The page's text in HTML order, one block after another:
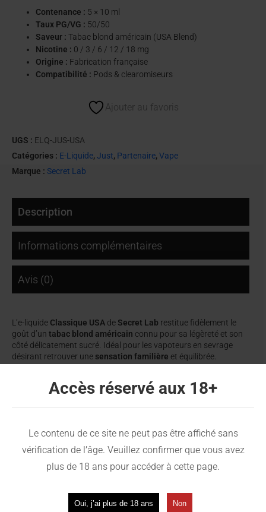
Contenance : 5 × 10 ml
Taux PG/VG : 50/50
Saveur : Tabac blond américain (USA Blend)
Nicotine : 0 / 3 / 6 / 12 / 18 mg
Origine : Fabrication française
Compatibilité : Pods & clearomiseurs
Ajouter au favoris
UGS : ELQ-JUS-USA
Catégories : E-Liquide,Just, Partenaire,Vape
Marque : Secret Lab
Description
Informations complémentaires
Avis (0)
L’e-liquide Classique USA de Secret Lab restitue fidèlement le
goût d’un tabac blond américain connu pour sa légèreté et son
côté délicatement sucré. Idéal pour les vapoteurs en sevrage
désirant retrouver une sensation familière et équilibrée.
Un tabac américain doux mais affirmé
l’électronique.
Adapté à une utilisation quotidienne
nicotine choisi) et une bonneproduction de vapeur
avec la majorité des matériels de vape.
Accès réservé aux 18+
Le contenu de ce site ne peut pas être affiché sans
vérification de l’âge. Veuillez confirmer que vous avez
plus de 18 ans pour accéder à cette page.
Oui, j’ai plus de 18 ans Non